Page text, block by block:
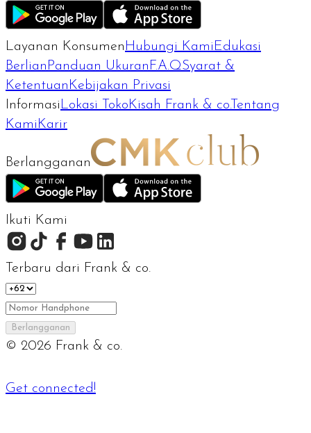
Layanan Konsumen Hubungi Kami Edukasi
Berlian Panduan Ukuran F.A.QSyarat &
Ketentuan Kebijakan Privasi
Informasi Lokasi Toko Kisah Frank & co.Tentang
Kami Karir
Berlangganan
Ikuti Kami
Terbaru dari Frank & co.
Berlangganan
© 2026 Frank & co.
Get connected!